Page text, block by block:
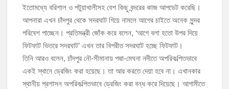
ইতোমধ্যে বরিশাল ও পটুয়াখালীসহ বেশ কিছু বন্দরের কাজ আপডেট করেছি।
আপনারা এখন চাঁদপুর থেকে সদরঘাট গিয়ে নামলে আগের চাইতে অনেক সুন্দর
পরিবেশ পাচ্ছেন। প্রতিমন্ত্রী জোঁক করে বলেন, ‘আগে বলা হতো উপর দিয়ে
ফিটফাট ভিতরে সদরঘাট’ এখন তার বিপরীত সদরঘাট হচ্ছে ফিটফাট।
তিনি আরও বলেন, চাঁদপুর নৌ-সীমানায় পদ্মা-মেঘনা নদীতে অপরিকল্পিতভাবে
একই স্থানে ড্রেজিং করা হয়েছে। তা আর করতে দেয়া হবে না। এখানকার
স্থানীয় প্রশাসন অপরিকল্পিতভাবে ড্রেজিং করা বন্ধ করে দিয়েছে। আগামীতে